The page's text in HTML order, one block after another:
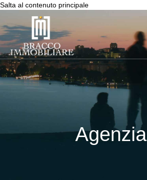
Salta al contenuto principale
Agenzia